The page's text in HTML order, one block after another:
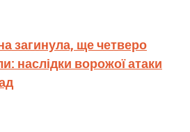
загинула, ще четверо
наслідки ворожої атаки